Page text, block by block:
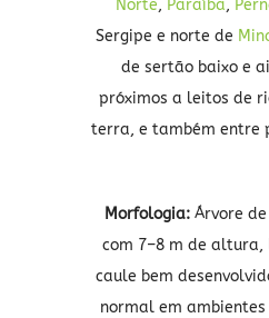
Norte, Paraíba,
Sergipe e norte de
de sertão baixo e
próximos a leitos de
terra, e também entre
Morfologia:Árvore
com 7–8 m de altura,
caule bem
normal em